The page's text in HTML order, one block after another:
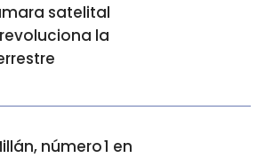
satelital
la
número 1 en